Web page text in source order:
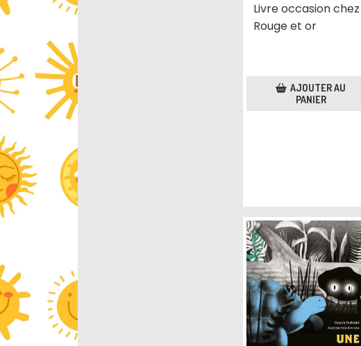
Livre occasion chez
Rouge et or
AJOUTER AU
PANIER